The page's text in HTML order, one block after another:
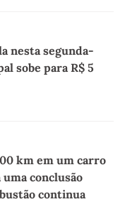
nesta segunda-
sobe para R$ 5
km em um carro
conclusão
continua